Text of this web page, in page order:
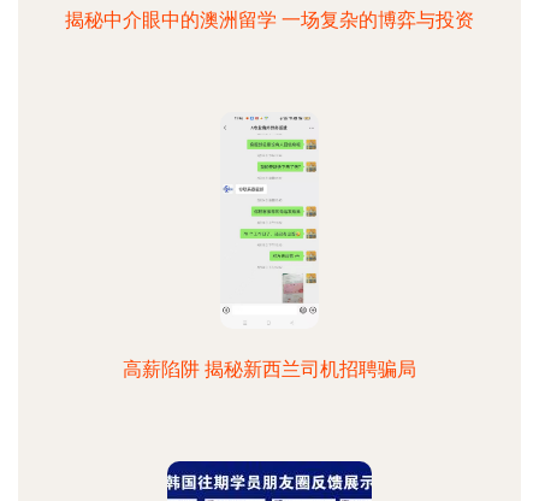
揭秘中介眼中的澳洲留学 一场复杂的博弈与投资
高薪陷阱 揭秘新西兰司机招聘骗局